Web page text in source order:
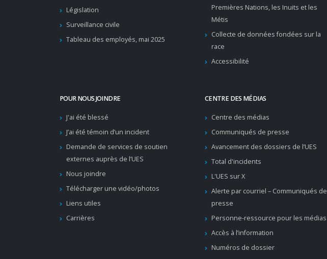
Législation
Surveillance civile
Tableau des employés, mai 2025
Premières Nations, les Inuits et les
Métis
Collecte de données fondées sur la
race
Accessibilité
POUR NOUS JOINDRE
J'ai été blessé
J’ai été témoin d’un incident
Demande de services de soutien
externes auprès de l’UES
Nous joindre
Télécharger une vidéo/photos
Liens utiles
Carrières
CENTRE DES MÉDIAS
Centre des médias
Communiqués de presse
Avancement des dossiers de l’UES
Total d'incidents
L'UES sur X
Alerte par courriel – Communiqués de
presse
Personne-ressource pour les médias
Accès à l’information
Numéros de dossier